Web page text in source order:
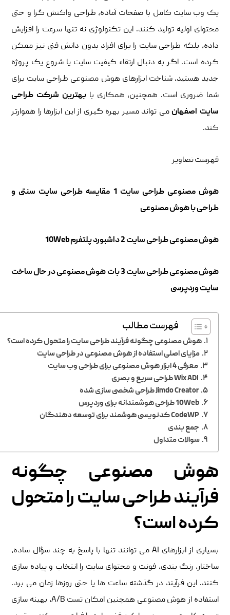
یک وب سایت کامل با صفحات آماده، طراحی واکنش گرا و حتی
محتوای اولیه تولید کنند. این تکنولوژی نه تنها سرعت را افزایش
داده، بلکه طراحی سایت را برای افراد بدون دانش فنی نیز ممکن
کرده است. اگر به دنبال ارتقاء کیفیت سایت یا شروع یک پروژه
جدید هستید، شناخت ابزارهای هوش مصنوعی طراحی سایت برای
شما ضروری است. همچنین، همکاری بابهترین شرکت طراحی
سایت اصفهان می تواند مسیر بهره گیری از این ابزارها را هموارتر
کند.
فهرست تصاویر
هوش مصنوعی طراحی سایت 1 مقایسه طراحی سایت سنتی و
طراحی با هوش مصنوعی
هوش مصنوعی طراحی سایت 2 داشبورد پلتفرم 10Web
هوش مصنوعی طراحی سایت 3 بات هوش مصنوعی در حال ساخت
سایت وردپرسی
فهرست مطالب
هوش مصنوعی چگونه فرآیند طراحی سایت را متحول کرده است؟
مزایای اصلی استفاده از هوش مصنوعی در طراحی سایت
معرفی 4 ابزار هوش مصنوعی برای طراحی وب سایت
Wix ADI طراحی سریع و بصری
Jimdo Creator طراحی شخصی سازی شده
10Web طراحی هوشمندانه برای وردپرس
CodeWP کدنویسی هوشمند برای توسعه دهندگان
جمع بندی
سوالات متداول
هوش مصنوعی چگونه
فرآیند طراحی سایت را متحول
کرده است؟
بسیاری از ابزارهای AI می توانند تنها با پاسخ به چند سؤال ساده،
ساختار، رنگ بندی، فونت و محتوای سایت را انتخاب و پیاده سازی
کنند. این فرآیند در گذشته ساعت ها یا حتی روزها زمان می برد.
استفاده از هوش مصنوعی همچنین امکان تست A/B، بهینه سازی